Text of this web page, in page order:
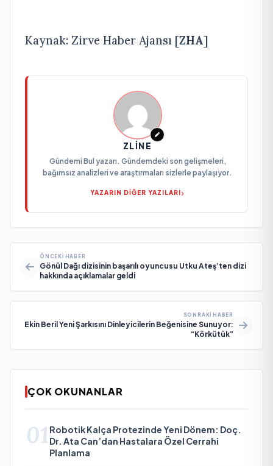
Kaynak: Zirve Haber Ajansı [ZHA]
ZLINE
Gündemi Bul yazarı. Gündemdeki son gelişmeleri,
bağımsız analizleri ve araştırmaları sizlerle paylaşıyor.
YAZARIN DİĞER YAZILARI
ÖNCEKI HABER
Gönül Dağı dizisinin başarılı oyuncusu Utku Ateş’ten dizi
hakkında açıklamalar geldi
SONRAKI HABER
Ekin Beril Yeni Şarkısını Dinleyicilerin Beğenisine Sunuyor:
“Körkütük”
ÇOK OKUNANLAR
01 Robotik Kalça Protezinde Yeni Dönem: Doç.
Dr. Ata Can’dan Hastalara Özel Cerrahi
Planlama